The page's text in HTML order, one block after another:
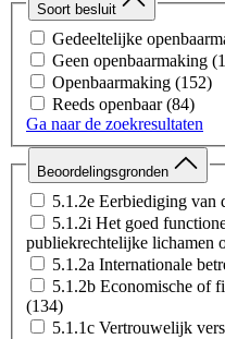
Soort besluit
Gedeeltelijke
Geen openbaarmaking
Openbaarmaking (152)
Reeds openbaar (84)
Ga naar de zoekresultaten
Beoordelingsgronden
5.1.2e Eerbiediging van
5.1.2i Het goed
publiekrechtelijke lichamen
5.1.2a Internationale
5.1.2b Economische of
(134)
5.1.1c Vertrouwelijk